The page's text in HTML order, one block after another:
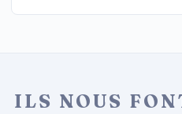
ILS NOUS